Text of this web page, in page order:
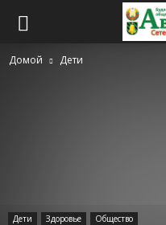
Домой Дети
Дети Здоровье Общество